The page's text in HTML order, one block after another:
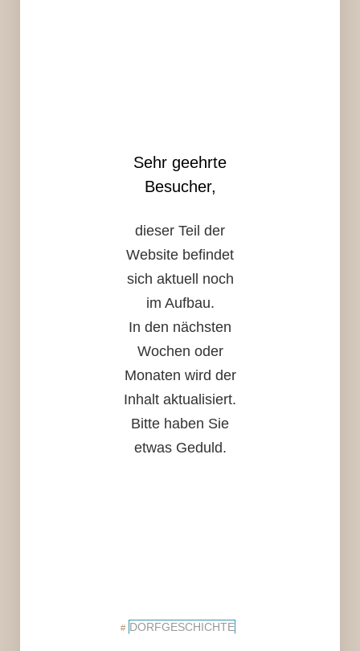
Sehr geehrte
Besucher,
dieser Teil der
Website befindet
sich aktuell noch
im Aufbau.
In den nächsten
Wochen oder
Monaten wird der
Inhalt aktualisiert.
Bitte haben Sie
etwas Geduld.
DORFGESCHICHTE